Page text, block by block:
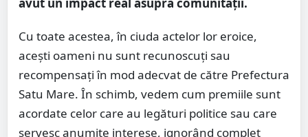
avut un impact real asupra comunității.
Cu toate acestea, în ciuda actelor lor eroice,
acești oameni nu sunt recunoscuți sau
recompensați în mod adecvat de către Prefectura
Satu Mare. În schimb, vedem cum premiile sunt
acordate celor care au legături politice sau care
servesc anumite interese, ignorând complet